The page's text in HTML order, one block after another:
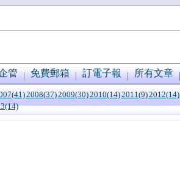
管 免費郵箱 訂電子報 所有文章
2008(37)2009(30)2010(14)2011(9)2012(14)